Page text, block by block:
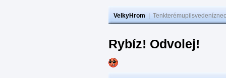
VelkyHrom
Rybíz! Odvolej!